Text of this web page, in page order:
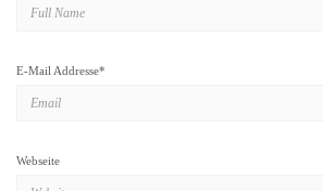
E-Mail Addresse*
Webseite